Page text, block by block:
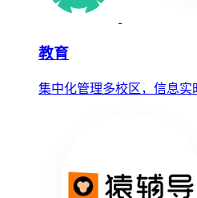
教育
集中化管理多校区，信息